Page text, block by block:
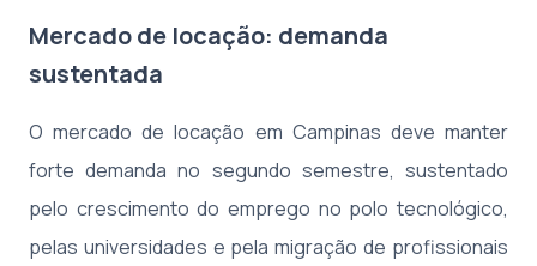
Mercado de locação: demanda
sustentada
O mercado de locação em Campinas deve manter
forte demanda no segundo semestre, sustentado
pelo crescimento do emprego no polo tecnológico,
pelas universidades e pela migração de profissionais